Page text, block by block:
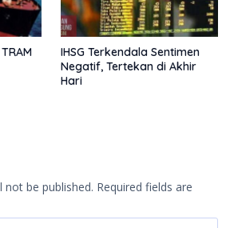
IHSG Terkendala Sentimen
Negatif, Tertekan di Akhir
Hari
not be published. Required fields are